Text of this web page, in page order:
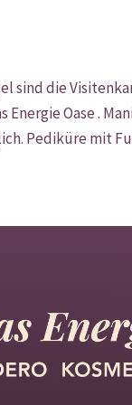
sind die
Energie Oase .
Pediküre mit